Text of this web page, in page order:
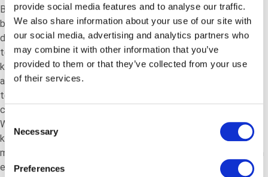
provide social media features and to analyse our traffic.
We also share information about your use of our site with
our social media, advertising and analytics partners who
may combine it with other information that you’ve
provided to them or that they’ve collected from your use
of their services.
Consent
Selection
Necessary
Preferences
Behoefte aan begeleiding? Onze DM-experts ondersteunen u
bij iedere stap. Van het kiezen van de juiste direct mail om uw
doelen te behalen, het meedenken over tekst, beeld en vorm
tot en met de opmaak en de verpakking. Onze DM-experts
kunnen u alles vertellen over papiersoorten, formaten en
afwerking. Of wanneer u samples, bonnen of incentives wilt
toevoegen. Ook delen zij interessante tips voor
conversieverhoging en de mogelijkheden om te personaliseren.
Waarbij uw beschikbare budget uiteraard de basis vormt. Zo
kunnen onze DM-experts u ook adviseren hoe u slim omgaat
met portokosten. Met onze hulp kunt u meer impact realiseren
en uw ROI verbeteren.